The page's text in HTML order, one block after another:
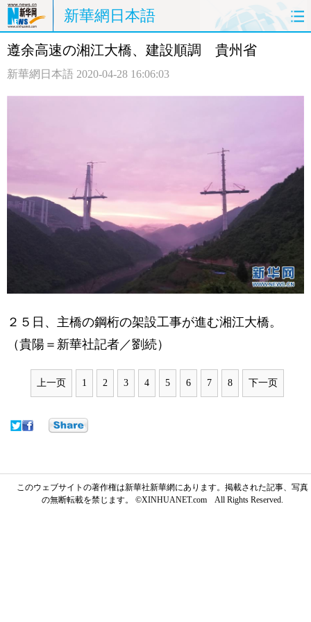
新華網日本語
ホームページ 政治 経済
遵余高速の湘江大橋、建設順調 貴州省
新華網日本語 2020-04-28 16:06:03
２５日、主橋の鋼桁の架設工事が進む湘江大橋。
（貴陽＝新華社記者／劉続）
上一页 1 2 3 4 5 6 7 8 下一页
このウェブサイトの著作権は新華社新華網にあります。掲載された記事、写真
の無断転載を禁じます。 ©XINHUANET.com All Rights Reserved.